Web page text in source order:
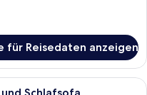
für Reisedaten anzeigen
Hotelzimmer mit Bett,